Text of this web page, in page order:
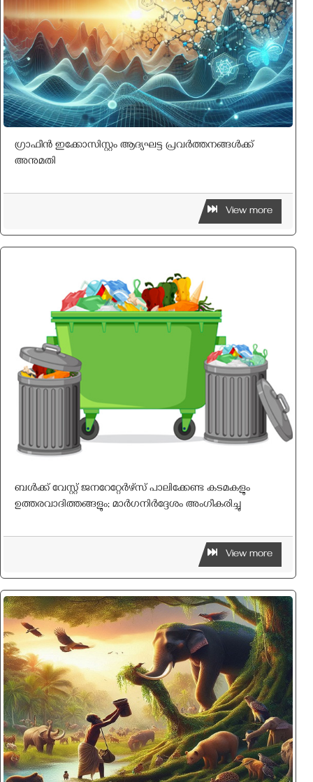
ഗ്രാഫീന്‍ ഇക്കോസിസ്റ്റം ആദ്യഘട്ട പ്രവര്‍ത്തനങ്ങള്‍ക്ക്
അനുമതി
View more
ബൾക്ക് വേസ്റ്റ് ജനറേറ്റേർഴ്‌സ് പാലിക്കേണ്ട കടമകളും
ഉത്തരവാദിത്തങ്ങളും; മാർഗനിർദ്ദേശം അംഗീകരിച്ചു
View more